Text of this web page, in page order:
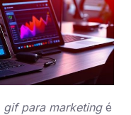
gif para marketingé